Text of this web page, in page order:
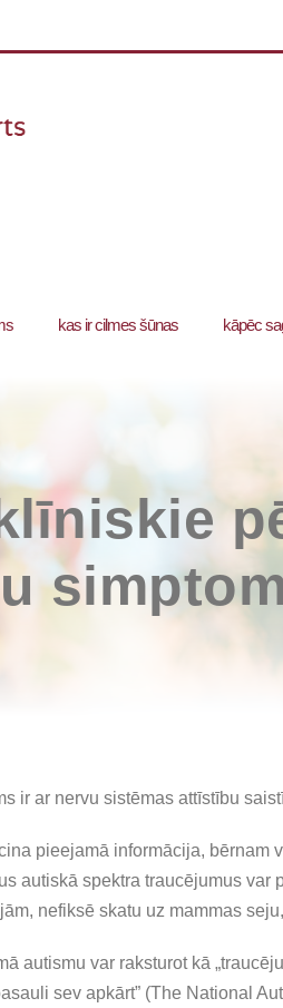
kas ir cilmes šūnas kāpēc
ir ar nervu sistēmas attīstību
pieejamā informācija, bērnam
autiskā spektra traucējumus var
nefiksē skatu uz mammas
autismu var raksturot kā
sev apkārt” (The National